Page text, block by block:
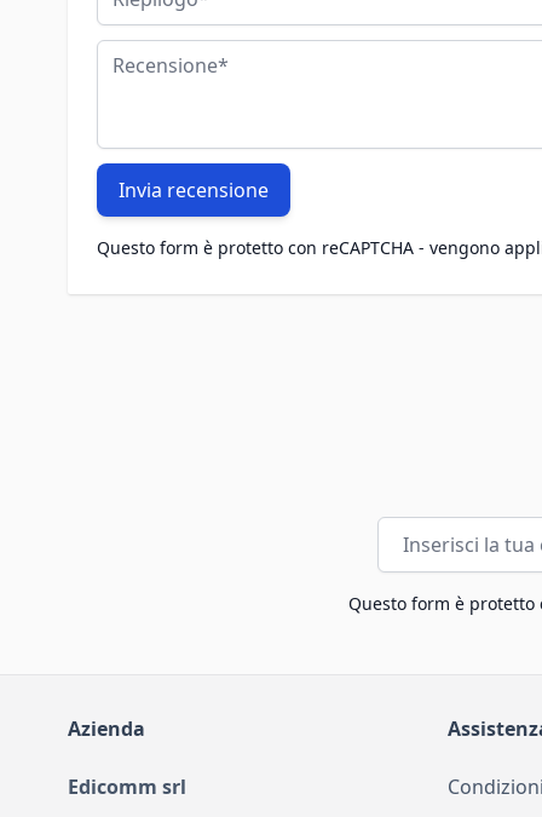
Recensione
Invia recensione
Questo form è protetto con reCAPTCHA - vengono
Indirizzo email
Questo form è protetto
Azienda
Edicomm srl